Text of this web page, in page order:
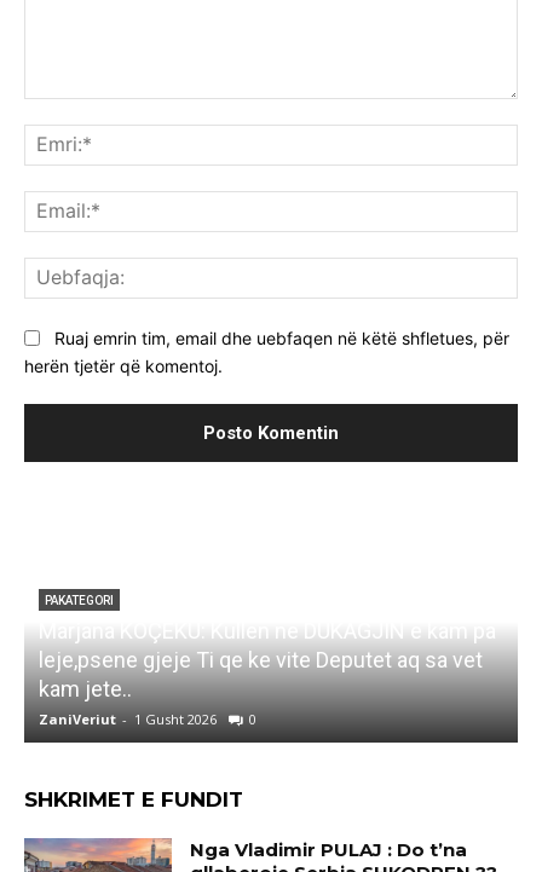
Ruaj emrin tim, email dhe uebfaqen në këtë shfletues, për
herën tjetër që komentoj.
PAKATEGORI
Marjana KOÇEKU: Kullen ne DUKAGJIN e kam pa
leje,psene gjeje Ti qe ke vite Deputet aq sa vet
kam jete..
ZaniVeriut - 1 Gusht 2026 0
SHKRIMET E FUNDIT
Nga Vladimir PULAJ : Do t’na